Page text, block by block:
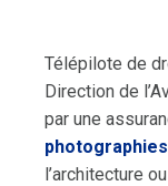
Télépilote de
Direction de
par une
l’architecture